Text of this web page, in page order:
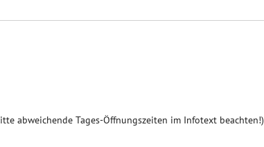
abweichende Tages-Öffnungszeiten im Infotext beachten!)